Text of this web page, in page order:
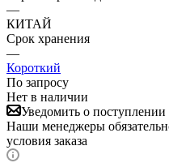
—
КИТАЙ
Срок хранения
—
Короткий
По запросу
Нет в наличии
Уведомить о поступлении
Наши менеджеры
условия заказа